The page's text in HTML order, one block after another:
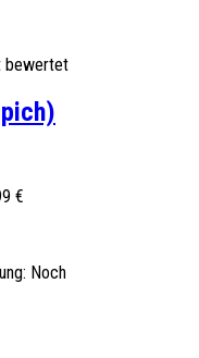
bewertet
€
Noch